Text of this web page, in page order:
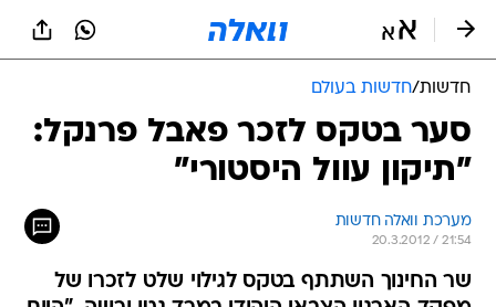
חדשות/חדשות בעולם
סער בטקס לזכר פאבל פרנקל:
"תיקון עוול היסטורי"
מערכת וואלה חדשות
20.3.2012 / 21:54
שר החינוך השתתף בטקס לגילוי שלט לזכרו של